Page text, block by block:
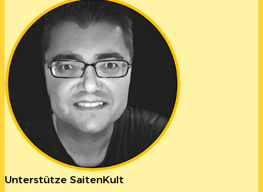
Unterstütze SaitenKult